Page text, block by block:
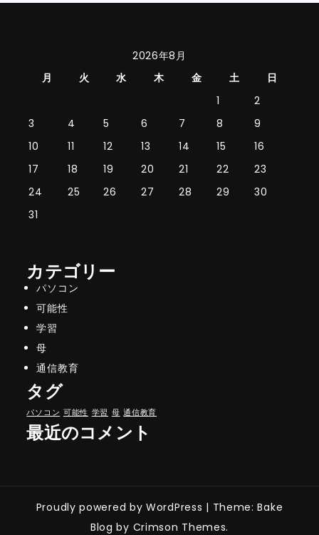
2026年8月
月
火 水 木 金 土
日
1
2
3
4 5 6 7 8
9
10
11 12 13 14 15
16
17
18 19 20 21 22
23
24
25 26 27 28 29
30
31
カテゴリー
パソコン
可能性
学習
母
通信教育
タグ
パソコン 可能性 学習 母 通信教育
最近のコメント
Proudly powered by WordPress | Theme: Bake
Blog by Crimson Themes.